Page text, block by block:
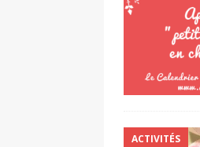
ACTIVITÉS